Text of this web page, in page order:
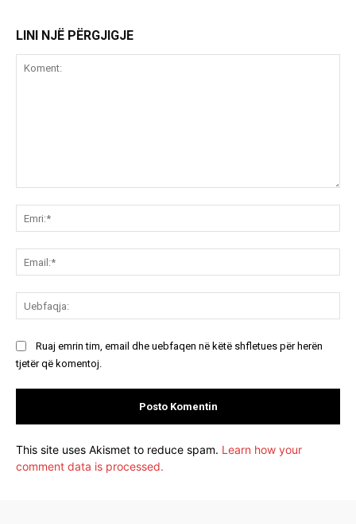
LINI NJË PËRGJIGJE
Ruaj emrin tim, email dhe uebfaqen në këtë shfletues për herën
tjetër që komentoj.
This site uses Akismet to reduce spam. Learn how your
comment data is processed.